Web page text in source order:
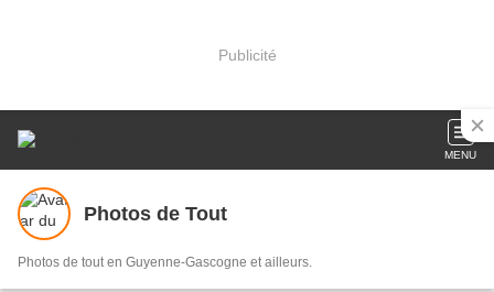
Publicité
MENU
Photos de Tout
Photos de tout en Guyenne-Gascogne et ailleurs.